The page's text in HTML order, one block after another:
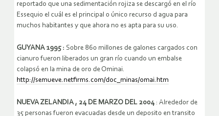
reportado que una sedimentación rojiza se descargó en el río
Essequio el cuál es el principal o único recurso d agua para
muchos habitantes y que ahora no es apta para su uso.
GUYANA 1995 : Sobre 860 millones de galones cargados con
cianuro fueron liberados un gran río cuando un embalse
colapsó en la mina de oro de Ominai.
http://semueve.netfirms.com/doc_minas/omai.htm
NUEVA ZELANDIA , 24 DE MARZO DEL 2004 : Alrededor de
35 personas fueron evacuadas desde un deposito en transito